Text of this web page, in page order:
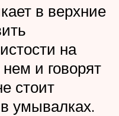
в верхние
на
и говорят
стоит
умывалках.